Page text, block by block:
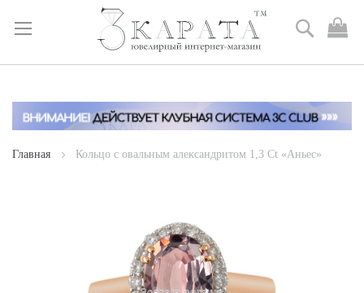
Skip
Content
Поиск
Главная Кольцо с овальным александритом 1,3 Ct «Аньес»